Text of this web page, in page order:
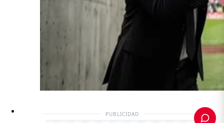
PUBLICIDAD